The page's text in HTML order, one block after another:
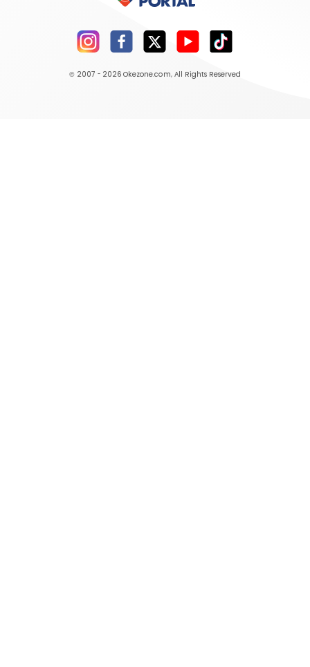
© 2007 - 2026 Okezone.com, All Rights Reserved